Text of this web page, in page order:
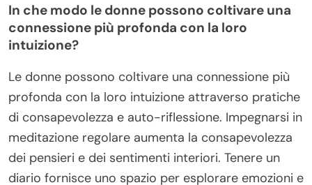
In che modo le donne possono coltivare una
connessione più profonda con la loro
intuizione?
Le donne possono coltivare una connessione più
profonda con la loro intuizione attraverso pratiche
di consapevolezza e auto-riflessione. Impegnarsi in
meditazione regolare aumenta la consapevolezza
dei pensieri e dei sentimenti interiori. Tenere un
diario fornisce uno spazio per esplorare emozioni e